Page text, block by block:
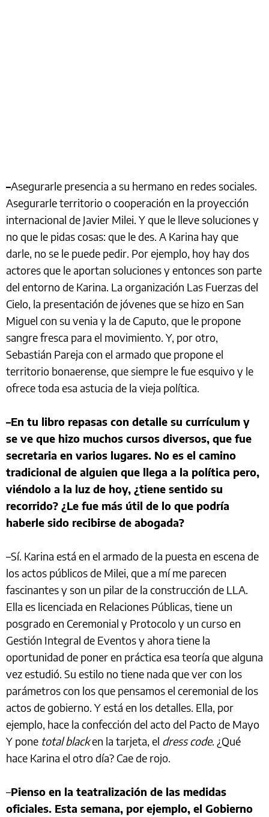
–Asegurarle presencia a su hermano en redes sociales.
Asegurarle territorio o cooperación en la proyección
internacional de Javier Milei. Y que le lleve soluciones y
no que le pidas cosas: que le des. A Karina hay que
darle, no se le puede pedir. Por ejemplo, hoy hay dos
actores que le aportan soluciones y entonces son parte
del entorno de Karina. La organización Las Fuerzas del
Cielo, la presentación de jóvenes que se hizo en San
Miguel con su venia y la de Caputo, que le propone
sangre fresca para el movimiento. Y, por otro,
Sebastián Pareja con el armado que propone el
territorio bonaerense, que siempre le fue esquivo y le
ofrece toda esa astucia de la vieja política.
–En tu libro repasas con detalle su currículum y
se ve que hizo muchos cursos diversos, que fue
secretaria en varios lugares. No es el camino
tradicional de alguien que llega a la política pero,
viéndolo a la luz de hoy, ¿tiene sentido su
recorrido? ¿Le fue más útil de lo que podría
haberle sido recibirse de abogada?
–Sí. Karina está en el armado de la puesta en escena de
los actos públicos de Milei, que a mí me parecen
fascinantes y son un pilar de la construcción de LLA.
Ella es licenciada en Relaciones Públicas, tiene un
posgrado en Ceremonial y Protocolo y un curso en
Gestión Integral de Eventos y ahora tiene la
oportunidad de poner en práctica esa teoría que alguna
vez estudió. Su estilo no tiene nada que ver con los
parámetros con los que pensamos el ceremonial de los
actos de gobierno. Y está en los detalles. Ella, por
ejemplo, hace la confección del acto del Pacto de Mayo
Y pone total blacken la tarjeta, el dress code. ¿Qué
hace Karina el otro día? Cae de rojo.
–Pienso en la teatralización de las medidas
oficiales. Esta semana, por ejemplo, el Gobierno